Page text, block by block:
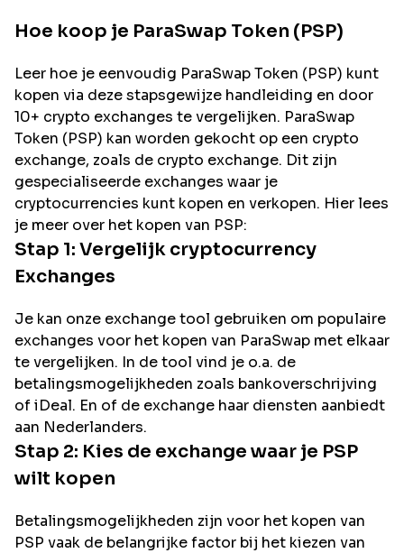
Hoe koop je ParaSwap Token (PSP)
Leer hoe je eenvoudig ParaSwapToken (PSP) kunt
kopen via deze stapsgewijze handleiding en door
10+ crypto exchanges te vergelijken. ParaSwap
Token (PSP) kan worden gekocht op een crypto
exchange, zoals de crypto exchange. Dit zijn
gespecialiseerde exchanges waar je
cryptocurrencies kunt kopen en verkopen. Hier lees
je meer over het kopen van PSP:
Stap 1: Vergelijk cryptocurrency
Exchanges
Je kan onze exchange tool gebruiken om populaire
exchanges voor het kopen van ParaSwap met elkaar
te vergelijken. In de tool vind je o.a. de
betalingsmogelijkheden zoals bankoverschrijving
of iDeal. En of de exchange haar diensten aanbiedt
aan Nederlanders.
Stap 2: Kies de exchange waar je PSP
wilt kopen
Betalingsmogelijkheden zijn voor het kopen van
PSP vaak de belangrijke factor bij het kiezen van